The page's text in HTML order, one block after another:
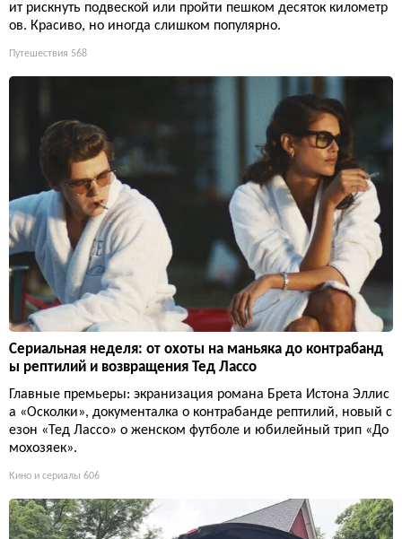
ит рискнуть подвеской или пройти пешком десяток километр
ов. Красиво, но иногда слишком популярно.
Путешествия 568
Сериальная неделя: от охоты на маньяка до контрабанд
ы рептилий и возвращения Тед Лассо
Главные премьеры: экранизация романа Брета Истона Эллис
а «Осколки», документалка о контрабанде рептилий, новый с
езон «Тед Лассо» о женском футболе и юбилейный трип «До
мохозяек».
Кино и сериалы 606